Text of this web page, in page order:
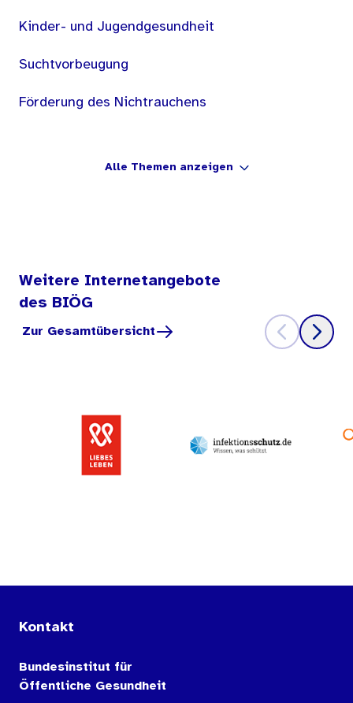
Kinder- und Jugendgesundheit
Suchtvorbeugung
Förderung des Nichtrauchens
Alle Themen anzeigen
Weitere Internetangebote
des BIÖG
Zur Gesamtübersicht
Kontakt
Bundesinstitut für
Öffentliche Gesundheit